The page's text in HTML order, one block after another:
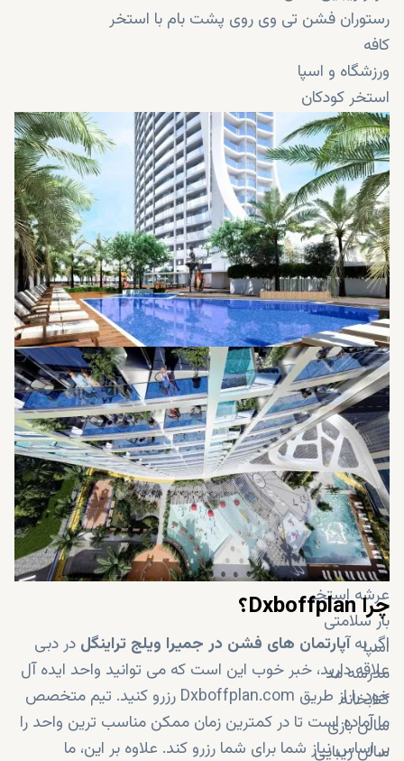
رستوران فشن تی وی روی پشت بام با استخر
کافه
ورزشگاه و اسپا
استخر کودکان
جکوزی
مسیر دویدن
باغ ژاپنی
استخر بی نهایت روی پشت بام
استخر
ورزشگاه آبی
محوطه بیرونی روی پشت بام و زمین پادل
شطرنج در فضای باز
سالن استراحت روی پشت بام
پد اسپلش
سالن سیگار
منطقه مهمانی
پارک ترامپولین
پیست اسکیت
منطقه مدیتیشن
زمین چند منظوره
میدان مد
زمین بدمینتون
عرشه استخر
بار سلامتی
اسپا
مدرسه مد
کتابخانه
سالن بازی
سالن زیبایی
چرا Dxboffplan؟
اگر بهآپارتمان های فشن در جمیرا ویلج تراینگل در دبی
علاقه دارید، خبر خوب این است که می توانید واحد ایده آل
خود را از طریق Dxboffplan.com رزرو کنید. تیم متخصص
ما آماده است تا در کمترین زمان ممکن مناسب ترین واحد را
بر اساس نیاز شما برای شما رزرو کند. علاوه بر این، ما